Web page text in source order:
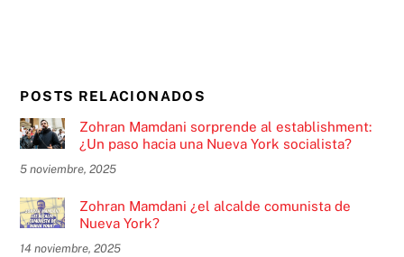
POSTS RELACIONADOS
Zohran Mamdani sorprende al establishment:
¿Un paso hacia una Nueva York socialista?
5 noviembre, 2025
Zohran Mamdani ¿el alcalde comunista de
Nueva York?
14 noviembre, 2025